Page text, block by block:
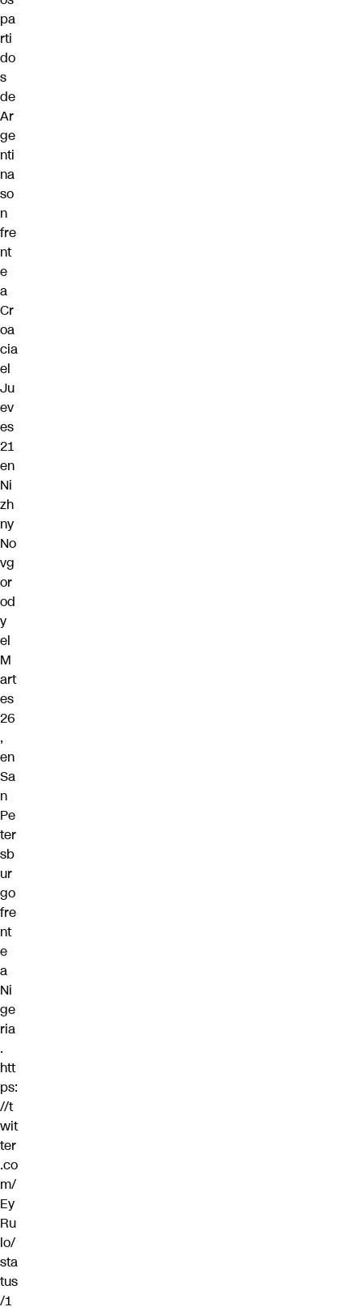
pa
rti
do
s
de
Ar
ge
nti
na
so
n
fre
nt
e
a
Cr
oa
cia
el
Ju
ev
es
21
en
Ni
zh
ny
No
vg
or
od
y
el
M
art
es
26
,
en
Sa
n
Pe
ter
sb
ur
go
fre
nt
e
a
Ni
ge
ria
.
htt
ps:
//t
wit
ter
.co
m/
Ey
Ru
lo/
sta
tus
/1